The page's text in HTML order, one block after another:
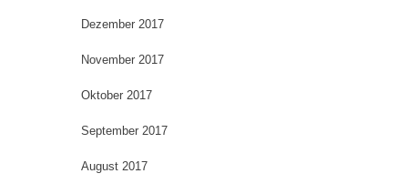
Dezember 2017
November 2017
Oktober 2017
September 2017
August 2017